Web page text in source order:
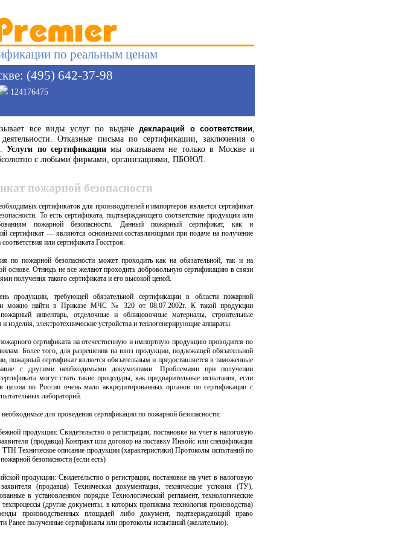
по реальным ценам
(495) 642-37-98
124176475
все виды услуг по выдачедеклараций о соответствии
Отказные письма по сертификации, заключения о
Услуги по сертификации мы оказываем не только в Москве и
с любыми фирмами, организациями, ПБОЮЛ.
пожарной безопасности
сертификатов для производителей и импортеров является сертификат
То есть сертификата, подтверждающего соответствие продукции или
пожарной безопасности. Данный пожарный сертификат, как и
сертификат — являются основными составляющими при подаче на получение
соответствия или сертификата Госстроя.
по пожарной безопасности может проходить как на обязательной, так и на
основе. Отнюдь не все желают проходить добровольную сертификацию в связи
получения такого сертификата и его высокой ценой.
продукции, требующей обязательной сертификации в области пожарной
можно найти в Приказе МЧС № 320 от 08.07.2002г. К такой продукции
инвентарь, отделочные и облицовочные материалы, строительные
и изделия, электротехнические устройства и теплогенерирующие аппараты.
сертификата на отечественную и импортную продукцию проводится по
Более того, для разрешения на ввоз продукции, подлежащей обязательной
пожарный сертификат является обязательным и предоставляется в таможенные
с другими необходимыми документами. Проблемами при получении
могут стать такие процедуры, как предварительные испытания, если
целом по России очень мало аккредитированных органов по сертификации с
лабораторий.
для проведения сертификации по пожарной безопасности:
продукции: Свидетельство о регистрации, постановке на учет в налоговую
(продавца) Контракт или договор на поставку Инвойс или спецификация
ТТН Техническое описание продукции (характеристики) Протоколы испытаний по
безопасности (если есть)
продукции: Свидетельство о регистрации, постановке на учет в налоговую
(продавца) Техническая документация, технические условия (ТУ),
в установленном порядке Технологический регламент, технологические
техпроцессы (другие документы, в которых прописана технология производства)
производственных площадей либо документ, подтверждающий право
Ранее полученные сертификаты или протоколы испытаний (желательно).